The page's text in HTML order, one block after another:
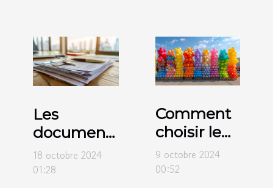
Les
documents
nécessaires
pour louer
18 octobre 2024
01:28
Comment
choisir le
meilleur
ballon
9 octobre 2024
00:52